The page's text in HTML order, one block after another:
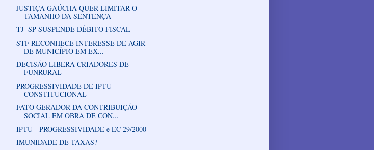
JUSTIÇA GAÚCHA QUER LIMITAR O
TAMANHO DA SENTENÇA
TJ -SP SUSPENDE DÉBITO FISCAL
STF RECONHECE INTERESSE DE AGIR
DE MUNICÍPIO EM EX...
DECISÃO LIBERA CRIADORES DE
FUNRURAL
PROGRESSIVIDADE DE IPTU -
CONSTITUCIONAL
FATO GERADOR DA CONTRIBUIÇÃO
SOCIAL EM OBRA DE CON...
IPTU - PROGRESSIVIDADE e EC 29/2000
IMUNIDADE DE TAXAS?